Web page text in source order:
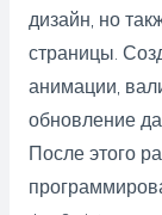
дизайн, но
страницы.
анимации,
обновление
После этого